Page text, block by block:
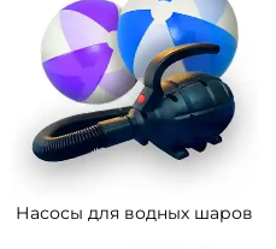
Насосы для водных шаров